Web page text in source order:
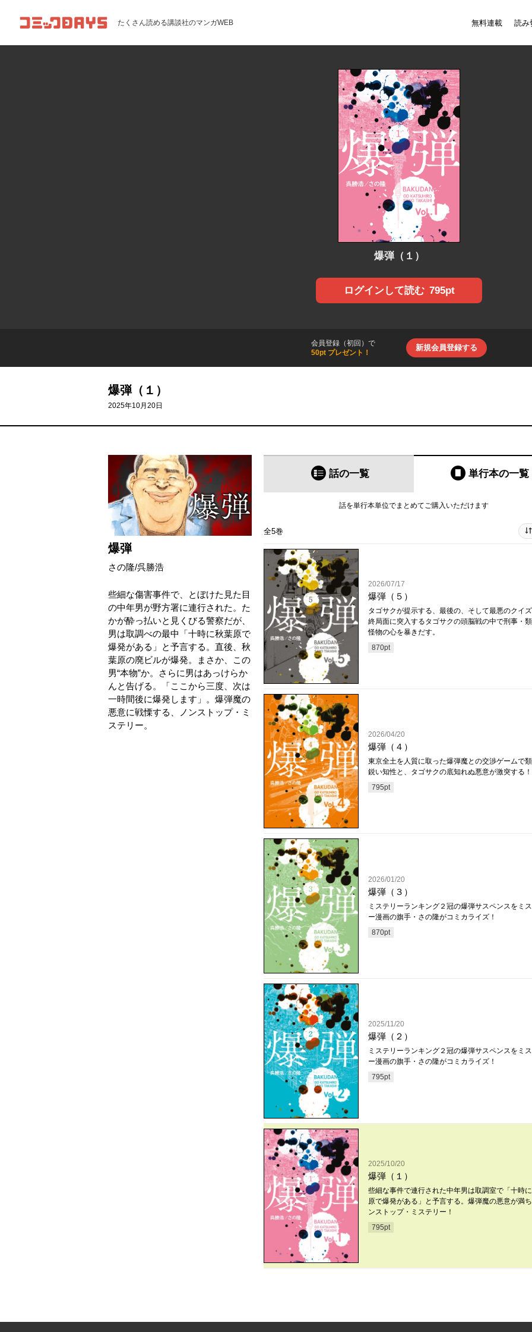
コミックDAYS たくさん読める講談社のマンガWEB 無料連載 読み
爆弾（１）
ログインして読む 795pt
会員登録（初回）で
50pt プレゼント！
新規会員登録する
爆弾（１）
2025年10月20日
爆弾
さの隆/呉勝浩
些細な傷害事件で、とぼけた見た目
の中年男が野方署に連行された。た
かが酔っ払いと見くびる警察だが、
男は取調べの最中「十時に秋葉原で
爆発がある」と予言する。直後、秋
葉原の廃ビルが爆発。まさか、この
男“本物”か。さらに男はあっけらか
んと告げる。「ここから三度、次は
一時間後に爆発します」。爆弾魔の
悪意に戦慄する、ノンストップ・ミ
ステリー。
話の一覧 単行本の一覧
話を単行本単位でまとめてご購入いただけます
全5巻
2026/07/17
爆弾（５）
タゴサクが提示する、最後の、そして最悪のクイ
終局面に突入するタゴサクの頭脳戦の中で刑事・
怪物の心を暴きだす。
870pt
2026/04/20
爆弾（４）
東京全土を人質に取った爆弾魔との交渉ゲームで
鋭い知性と、タゴサクの底知れぬ悪意が激突する！
795pt
2026/01/20
爆弾（３）
ミステリーランキング２冠の爆弾サスペンスをミス
ー漫画の旗手・さの隆がコミカライズ！
870pt
2025/11/20
爆弾（２）
ミステリーランキング２冠の爆弾サスペンスをミス
ー漫画の旗手・さの隆がコミカライズ！
795pt
2025/10/20
爆弾（１）
些細な事件で連行された中年男は取調室で「十時
原で爆発がある」と予言する。爆弾魔の悪意が満
ンストップ・ミステリー！
795pt